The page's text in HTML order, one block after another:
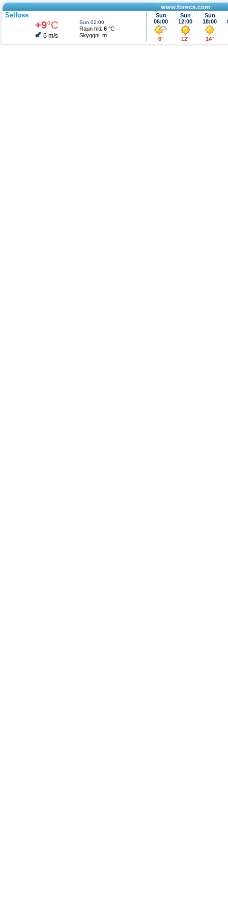
Selfoss
+9°C
6 m/s
Sun 02:00
Raun hiti: 6 °C
Skyggni: m
Sun
06:00
6°
Sun
12:00
12°
Sun
18:00
14°